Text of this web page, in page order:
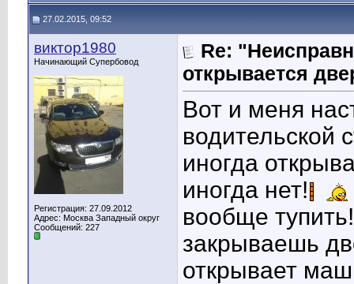
27.02.2015, 09:52
виктор1980
Начинающий Супербовод
Регистрация: 27.09.2012
Адрес: Москва Западный округ
Сообщений: 227
Re:
открывается
Вот и меня
водительской
иногда
иногда нет!
вообще
закрываешь
открывает